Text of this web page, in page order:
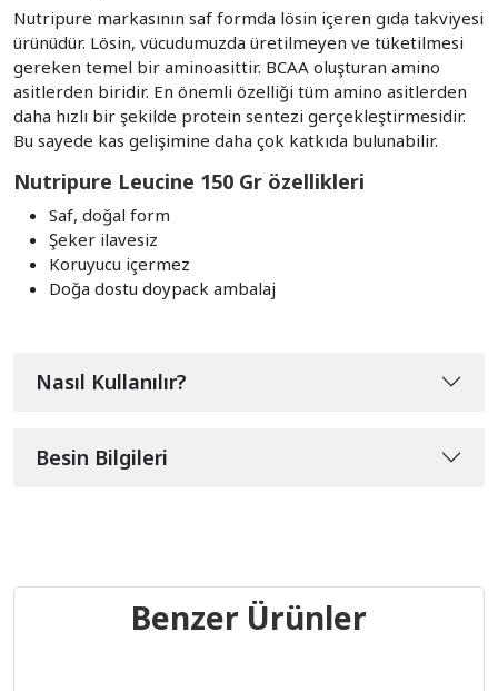
Nutripure markasının saf formda lösin içeren gıda takviyesi
ürünüdür. Lösin, vücudumuzda üretilmeyen ve tüketilmesi
gereken temel bir aminoasittir. BCAA oluşturan amino
asitlerden biridir. En önemli özelliği tüm amino asitlerden
daha hızlı bir şekilde protein sentezi gerçekleştirmesidir.
Bu sayede kas gelişimine daha çok katkıda bulunabilir.
Nutripure Leucine 150 Gr özellikleri
Saf, doğal form
Şeker ilavesiz
Koruyucu içermez
Doğa dostu doypack ambalaj
Nasıl Kullanılır?
Besin Bilgileri
Benzer Ürünler